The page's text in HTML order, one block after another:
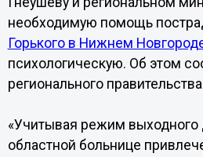
необходимую помощь
Горького в Нижнем
психологическую. Об этом
регионального
«Учитывая режим выходного
областной больнице